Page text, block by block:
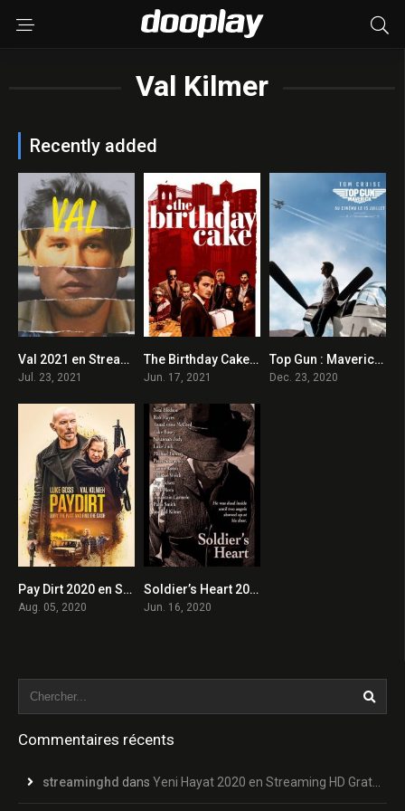
Val Kilmer
Recently added
8.2
Val 2021 en Streaming HD Gratuit !
Jul. 23, 2021
4.4The Birthday Cake 2021 en Streaming HD Gratuit !
Jun. 17, 2021
0Top Gun : Maverick 2020 en Streaming HD Gratuit !
Dec. 23, 2020
0Pay Dirt 2020 en Streaming HD Gratuit !
Aug. 05, 2020
0Soldier’s Heart 2020 en Streaming HD Gratuit !
Jun. 16, 2020
Commentaires récents
streaminghd dans Yeni Hayat 2020 en Streaming HD Gratuit !